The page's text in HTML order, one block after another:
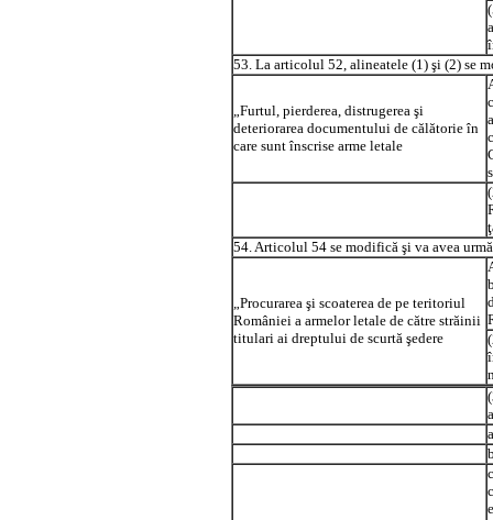
53. La articolul 52, alineatele (1) şi (2) se
„Furtul, pierderea, distrugerea şi
deteriorarea documentului de călătorie în
care sunt înscrise arme letale
54. Articolul 54 se modifică şi va avea
„Procurarea şi scoaterea de pe teritoriul
României a armelor letale de către străinii
titulari ai dreptului de scurtă şedere